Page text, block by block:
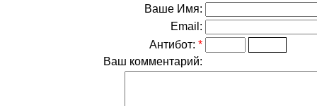
Ваше Имя:
Email:
Антибот: *
Ваш комментарий: